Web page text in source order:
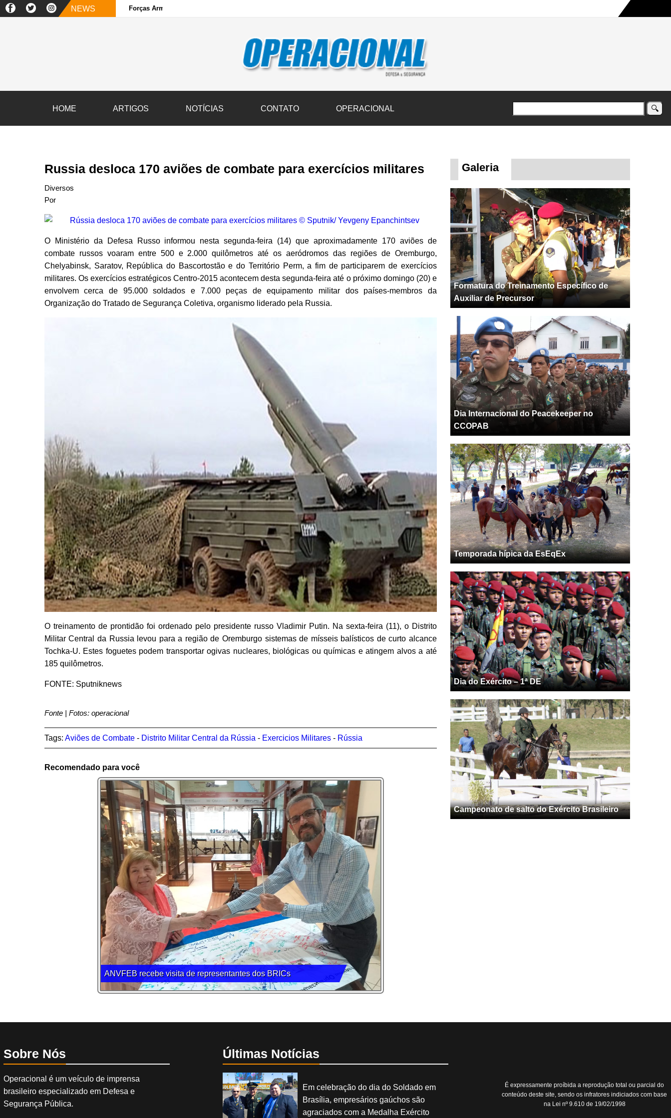
NEWS Forças Armadas e sociedade civil transportam 3,6 mil toneladas de donativos ao Rio Grande do Sul na maior campanha humanitária já registrada no país
HOME ARTIGOS NOTÍCIAS CONTATO OPERACIONAL
Russia desloca 170 aviões de combate para exercícios militares
Diversos
Por
O Ministério da Defesa Russo informou nesta segunda-feira (14) que aproximadamente 170 aviões de
combate russos voaram entre 500 e 2.000 quilômetros até os aeródromos das regiões de Oremburgo,
Chelyabinsk, Saratov, República do Bascortostão e do Território Perm, a fim de participarem de exercícios
militares. Os exercícios estratégicos Centro-2015 acontecem desta segunda-feira até o próximo domingo (20) e
envolvem cerca de 95.000 soldados e 7.000 peças de equipamento militar dos países-membros da
Organização do Tratado de Segurança Coletiva, organismo liderado pela Russia.
O treinamento de prontidão foi ordenado pelo presidente russo Vladimir Putin. Na sexta-feira (11), o Distrito
Militar Central da Russia levou para a região de Oremburgo sistemas de mísseis balísticos de curto alcance
Tochka-U. Estes foguetes podem transportar ogivas nucleares, biológicas ou químicas e atingem alvos a até
185 quilômetros.
FONTE: Sputniknews
Fonte | Fotos: operacional
Tags: Aviões de Combate- Distrito Militar Central da Rússia - Exercicios Militares- Rússia
Recomendado para você
ANVFEB recebe visita de representantes dos BRICs
Galeria
Formatura do Treinamento Específico de
Auxiliar de Precursor
Dia Internacional do Peacekeeper no
CCOPAB
Temporada hípica da EsEqEx
Dia do Exército – 1ª DE
Campeonato de salto do Exército Brasileiro
Sobre Nós
Operacional é um veículo de imprensa
brasileiro especializado em Defesa e
Segurança Pública.
Últimas Notícias
Em celebração do dia do Soldado em
Brasília, empresários gaúchos são
agraciados com a Medalha Exército
É expressamente proíbida a reprodução total ou parcial do
conteúdo deste site, sendo os infratores indiciados com base
na Lei nº 9.610 de 19/02/1998